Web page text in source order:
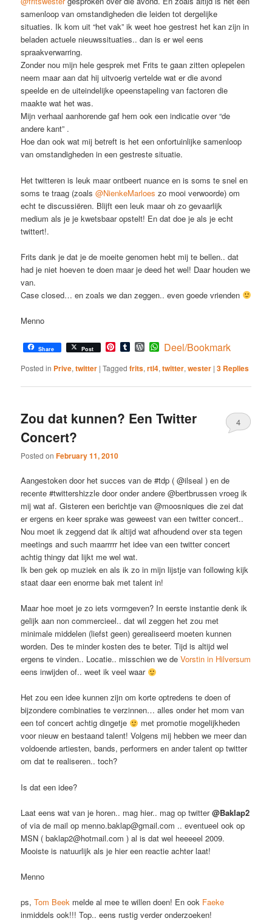
samenloop van omstandigheden die leiden tot dergelijke
situaties. Ik kom uit “het vak” ik weet hoe gestrest het kan zijn in
beladen actuele nieuwssituaties.. dan is er wel eens
spraakverwarring.
Zonder nou mijn hele gesprek met Frits te gaan zitten oplepelen
neem maar aan dat hij uitvoerig vertelde wat er die avond
speelde en de uiteindelijke opeenstapeling van factoren die
maakte wat het was.
Mijn verhaal aanhorende gaf hem ook een indicatie over “de
andere kant” .
Hoe dan ook wat mij betreft is het een onfortuinlijke samenloop
van omstandigheden in een gestreste situatie.
Het twitteren is leuk maar ontbeert nuance en is soms te snel en
soms te traag (zoals@NienkeMarloes zo mooi verwoorde) om
echt te discussiëren. Blijft een leuk maar oh zo gevaarlijk
medium als je je kwetsbaar opstelt! En dat doe je als je echt
twittert!.
Frits dank je dat je de moeite genomen hebt mij te bellen.. dat
had je niet hoeven te doen maar je deed het wel! Daar houden we
van.
Case closed… en zoals we dan zeggen.. even goede vrienden
Menno
Share Post Pinterest
TumblrWordPress
WhatsApp
Deel/Bookmark
Posted in Prive,twitter |Tagged frits,rtl4,twitter,wester |3 Replies
Zou dat kunnen? Een Twitter
Concert?
Posted onFebruary 11, 2010
4
Aangestoken door het succes van de #tdp ( @ilseal ) en de
recente #twittershizzle door onder andere @bertbrussen vroeg ik
mij wat af. Gisteren een berichtje van @moosniques die zei dat
er ergens en keer sprake was geweest van een twitter concert..
Nou moet ik zeggend dat ik altijd wat afhoudend over sta tegen
meetings and such maarrrrr het idee van een twitter concert
achtig thingy dat lijkt me wel wat.
Ik ben gek op muziek en als ik zo in mijn lijstje van following kijk
staat daar een enorme bak met talent in!
Maar hoe moet je zo iets vormgeven? In eerste instantie denk ik
gelijk aan non commercieel.. dat wil zeggen het zou met
minimale middelen (liefst geen) gerealiseerd moeten kunnen
worden. Des te minder kosten des te beter. Tijd is altijd wel
ergens te vinden.. Locatie.. misschien we deVorstin in Hilversum
eens inwijden of.. weet ik veel waar
Het zou een idee kunnen zijn om korte optredens te doen of
bijzondere combinaties te verzinnen… alles onder het mom van
een tof concert achtig dingetje
met promotie mogelijkheden
voor nieuw en bestaand talent! Volgens mij hebben we meer dan
voldoende artiesten, bands, performers en ander talent op twitter
om dat te realiseren.. toch?
Is dat een idee?
Laat eens wat van je horen.. mag hier.. mag op twitter@Baklap2
of via de mail op menno.baklap@gmail.com .. eventueel ook op
MSN ( baklap2@hotmail.com ) al is dat wel heeeeel 2009.
Mooiste is natuurlijk als je hier een reactie achter laat!
Menno
ps,Tom Beek melde al mee te willen doen! En ook Faeke
inmiddels ook!!! Top.. eens rustig verder onderzoeken!